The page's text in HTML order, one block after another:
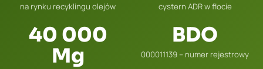
na rynku recyklingu olejów cystern ADR w flocie
40 000
Mg
BDO
000011139 – numer rejestrowy